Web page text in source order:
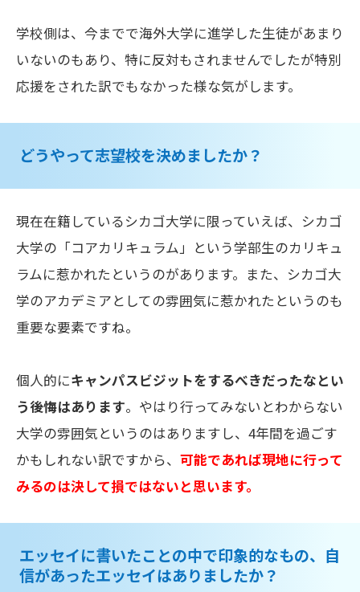
学校側は、今までで海外大学に進学した生徒があまり
いないのもあり、特に反対もされませんでしたが特別
応援をされた訳でもなかった様な気がします。
どうやって志望校を決めましたか？
現在在籍しているシカゴ大学に限っていえば、シカゴ
大学の「コアカリキュラム」という学部生のカリキュ
ラムに惹かれたというのがあります。また、シカゴ大
学のアカデミアとしての雰囲気に惹かれたというのも
重要な要素ですね。
個人的にキャンパスビジットをするべきだったなとい
う後悔はあります。やはり行ってみないとわからない
大学の雰囲気というのはありますし、4年間を過ごす
かもしれない訳ですから、 可能であれば現地に行って
みるのは決して損ではないと思います。
エッセイに書いたことの中で印象的なもの、自
信があったエッセイはありましたか？